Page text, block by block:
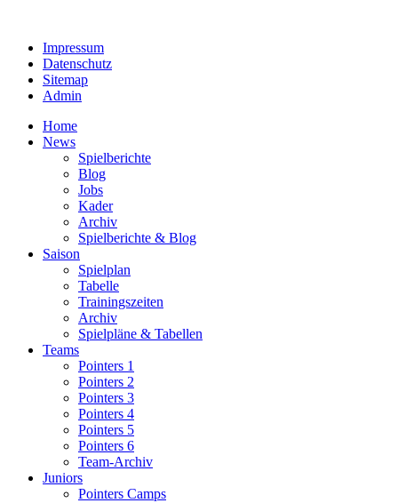
Impressum
Datenschutz
Sitemap
Admin
Home
News
Spielberichte
Blog
Jobs
Kader
Archiv
Spielberichte & Blog
Saison
Spielplan
Tabelle
Trainingszeiten
Archiv
Spielpläne & Tabellen
Teams
Pointers 1
Pointers 2
Pointers 3
Pointers 4
Pointers 5
Pointers 6
Team-Archiv
Juniors
Pointers Camps